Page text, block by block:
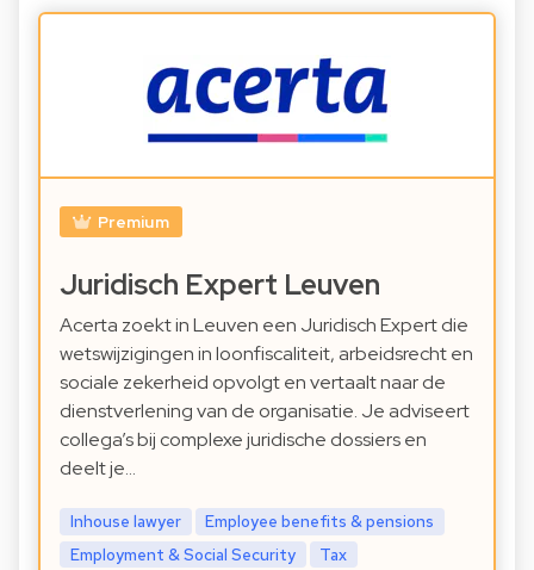
Premium
Juridisch Expert Leuven
Acerta zoekt in Leuven een Juridisch Expert die
wetswijzigingen in loonfiscaliteit, arbeidsrecht en
sociale zekerheid opvolgt en vertaalt naar de
dienstverlening van de organisatie. Je adviseert
collega’s bij complexe juridische dossiers en
deelt je…
Inhouse lawyer
Employee benefits & pensions
Employment & Social Security
Tax